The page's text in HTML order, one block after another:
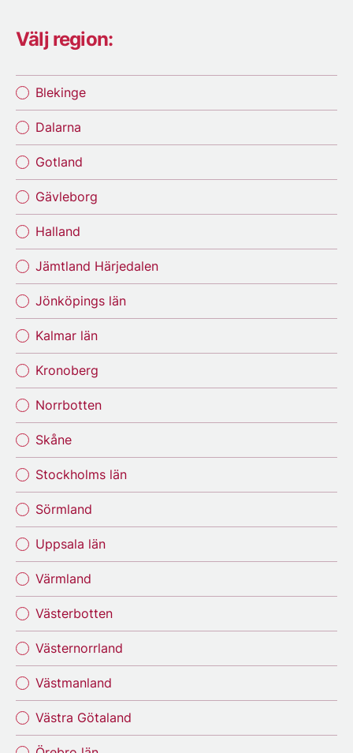
Välj region:
Blekinge
Dalarna
Gotland
Gävleborg
Halland
Jämtland Härjedalen
Jönköpings län
Kalmar län
Kronoberg
Norrbotten
Skåne
Stockholms län
Sörmland
Uppsala län
Värmland
Västerbotten
Västernorrland
Västmanland
Västra Götaland